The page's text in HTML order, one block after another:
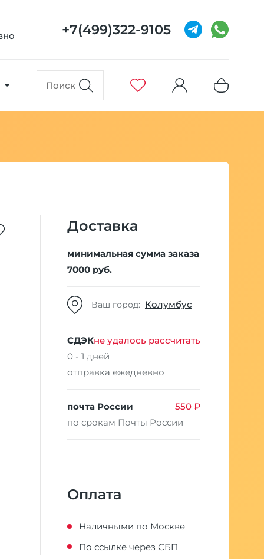
+7(499)322-9105
Доставка
минимальная сумма заказа
7000 руб.
Ваш город: Колумбус
СДЭКне удалось рассчитать
0 - 1 дней
отправка ежедневно
почта России
550 ₽
по срокам Почты России
Оплата
Наличными по Москве
По ссылке через СБП